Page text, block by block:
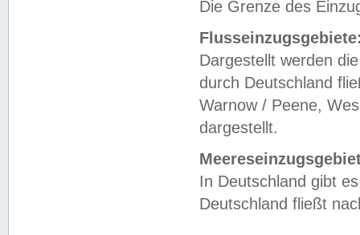
Die Grenze des
Dargestellt werden
durch Deutschland
Warnow / Peene,
dargestellt.
In Deutschland gibt
Deutschland fließt